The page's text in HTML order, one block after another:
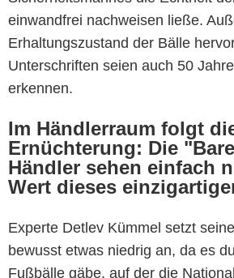
einwandfrei nachweisen ließe.
Erhaltungszustand der Bälle
Unterschriften seien auch 50
erkennen.
Im Händlerraum folgt
Ernüchterung: Die
Händler sehen einfach
Wert dieses
Experte Detlev Kümmel setzt
bewusst etwas niedrig an, da es
Fußbälle gäbe, auf der die
ZDF